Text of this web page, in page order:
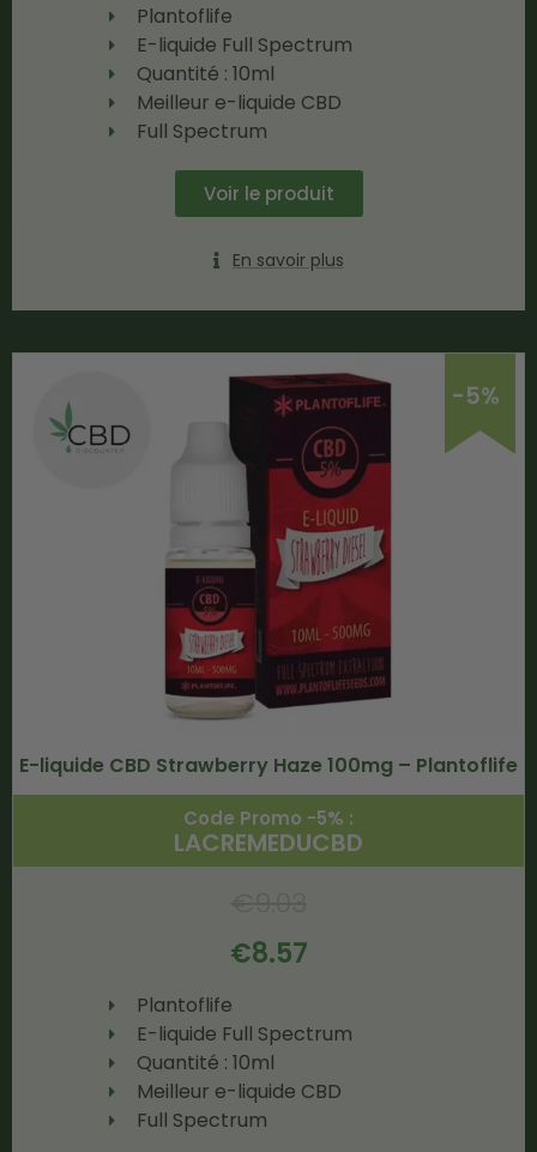
Plantoflife
E-liquide Full Spectrum
Quantité : 10ml
Meilleur e-liquide CBD
Full Spectrum
Voir le produit
En savoir plus
-5%
E-liquide CBD Strawberry Haze 100mg – Plantoflife
Code Promo -5% :
LACREMEDUCBD
€8.57
Plantoflife
E-liquide Full Spectrum
Quantité : 10ml
Meilleur e-liquide CBD
Full Spectrum